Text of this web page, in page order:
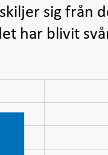
sig från
har blivit